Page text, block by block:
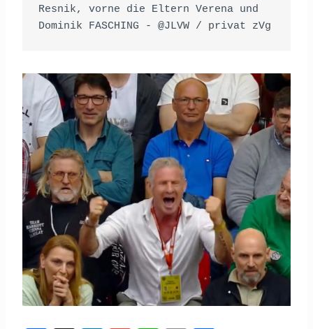
Resnik, vorne die Eltern Verena und
Dominik FASCHING - @JLVW / privat zVg